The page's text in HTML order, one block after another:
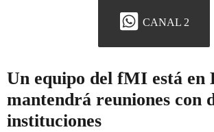
CANAL 2
Un equipo del fMI está en
mantendrá reuniones con
instituciones